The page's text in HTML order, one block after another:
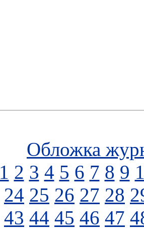
Обложка
1 2 3 4 5 6 7 8 9
24 25 26 27 28
43 44 45 46 47